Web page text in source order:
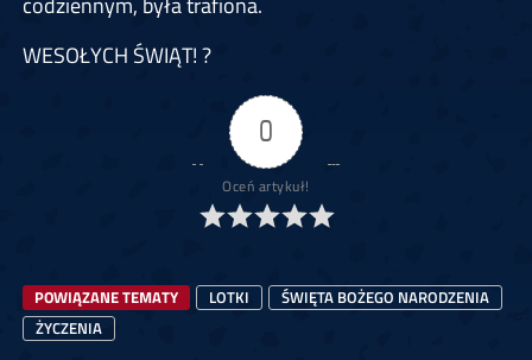
WESOŁYCH ŚWIĄT! ?
0
Oceń artykuł!
POWIĄZANE TEMATY LOTKI
ŚWIĘTA BOŻEGO NARODZENIA
ŻYCZENIA